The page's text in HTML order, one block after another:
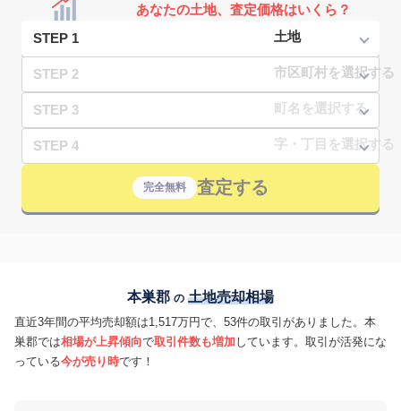
あなたの土地、査定価格はいくら？
STEP 1
STEP 2
STEP 3
STEP 4
完全無料 査定する
本巣郡 の 土地売却相場
直近3年間の平均売却額は1,517万円で、53件の取引がありました。本
巣郡では相場が上昇傾向で取引件数も増加しています。取引が活発にな
っている今が売り時です！